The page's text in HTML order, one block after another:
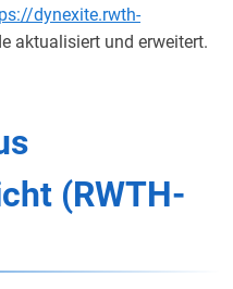
dynexite.rwth-
aktualisiert und erweitert.
(RWTH-